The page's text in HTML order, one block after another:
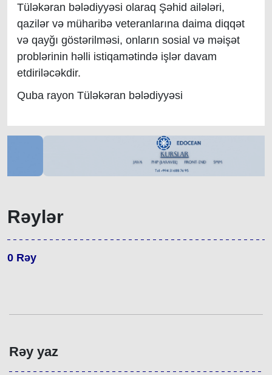
Tüləkəran bələdiyyəsi olaraq Şəhid ailələri,
qazilər və müharibə veteranlarına daima diqqət
və qayğı göstərilməsi, onların sosial və məişət
problərinin həlli istiqamətində işlər davam
etdiriləcəkdir.
Quba rayon Tüləkəran bələdiyyəsi
Rəylər
0 Rəy
Rəy yaz